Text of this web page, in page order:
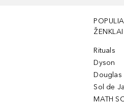
ŽENKLAI
Rituals
Dyson
Douglas
Sol de
MATH